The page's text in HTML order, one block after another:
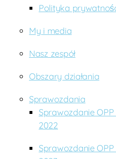
Polityka
My i media
Nasz zespół
Obszary działania
Sprawozdania
Sprawozdanie
2022
Sprawozdanie